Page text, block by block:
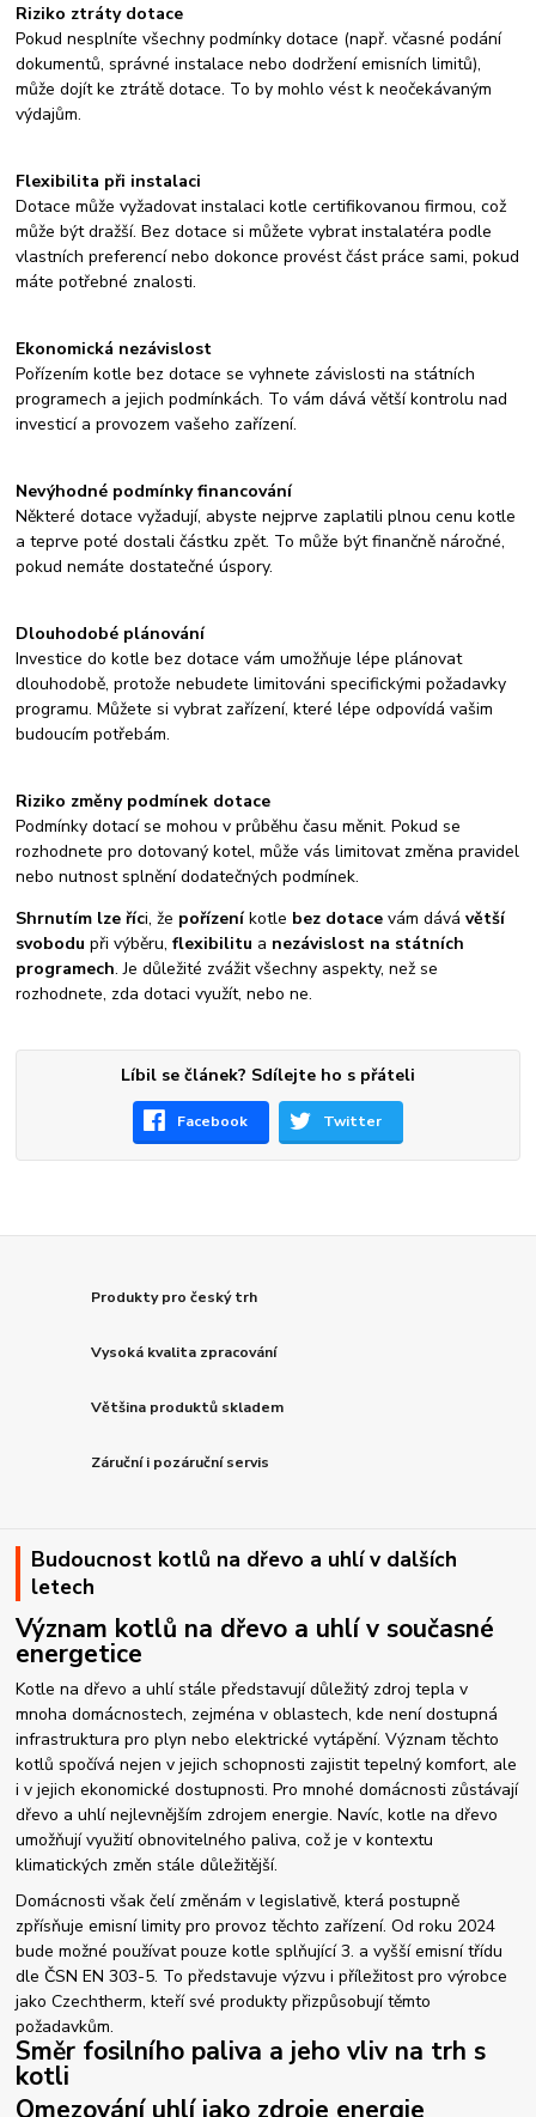
Riziko ztráty dotace
Pokud nesplníte všechny podmínky dotace (např. včasné podání
dokumentů, správné instalace nebo dodržení emisních limitů),
může dojít ke ztrátě dotace. To by mohlo vést k neočekávaným
výdajům.
Flexibilita při instalaci
Dotace může vyžadovat instalaci kotle certifikovanou firmou, což
může být dražší. Bez dotace si můžete vybrat instalatéra podle
vlastních preferencí nebo dokonce provést část práce sami, pokud
máte potřebné znalosti.
Ekonomická nezávislost
Pořízením kotle bez dotace se vyhnete závislosti na státních
programech a jejich podmínkách. To vám dává větší kontrolu nad
investicí a provozem vašeho zařízení.
Nevýhodné podmínky financování
Některé dotace vyžadují, abyste nejprve zaplatili plnou cenu kotle
a teprve poté dostali částku zpět. To může být finančně náročné,
pokud nemáte dostatečné úspory.
Dlouhodobé plánování
Investice do kotle bez dotace vám umožňuje lépe plánovat
dlouhodobě, protože nebudete limitováni specifickými požadavky
programu. Můžete si vybrat zařízení, které lépe odpovídá vašim
budoucím potřebám.
Riziko změny podmínek dotace
Podmínky dotací se mohou v průběhu času měnit. Pokud se
rozhodnete pro dotovaný kotel, může vás limitovat změna pravidel
nebo nutnost splnění dodatečných podmínek.
Shrnutím lze říci, že pořízeníkotle bez dotace vám dávávětší
svobodu při výběru,flexibilitu a nezávislost na státních
programech. Je důležité zvážit všechny aspekty, než se
rozhodnete, zda dotaci využít, nebo ne.
Líbil se článek? Sdílejte ho s přáteli
Facebook Twitter
Produkty pro český trh
Vysoká kvalita zpracování
Většina produktů skladem
Záruční i pozáruční servis
Budoucnost kotlů na dřevo a uhlí v dalších
letech
Význam kotlů na dřevo a uhlí v současné
energetice
Kotle na dřevo a uhlí stále představují důležitý zdroj tepla v
mnoha domácnostech, zejména v oblastech, kde není dostupná
infrastruktura pro plyn nebo elektrické vytápění. Význam těchto
kotlů spočívá nejen v jejich schopnosti zajistit tepelný komfort, ale
i v jejich ekonomické dostupnosti. Pro mnohé domácnosti zůstávají
dřevo a uhlí nejlevnějším zdrojem energie. Navíc, kotle na dřevo
umožňují využití obnovitelného paliva, což je v kontextu
klimatických změn stále důležitější.
Domácnosti však čelí změnám v legislativě, která postupně
zpřísňuje emisní limity pro provoz těchto zařízení. Od roku 2024
bude možné používat pouze kotle splňující 3. a vyšší emisní třídu
dle ČSN EN 303-5. To představuje výzvu i příležitost pro výrobce
jako Czechtherm, kteří své produkty přizpůsobují těmto
požadavkům.
Směr fosilního paliva a jeho vliv na trh s
kotli
Omezování uhlí jako zdroje energie